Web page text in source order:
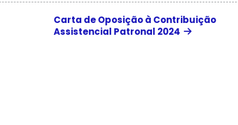
Carta de Oposição à Contribuição
Assistencial Patronal 2024